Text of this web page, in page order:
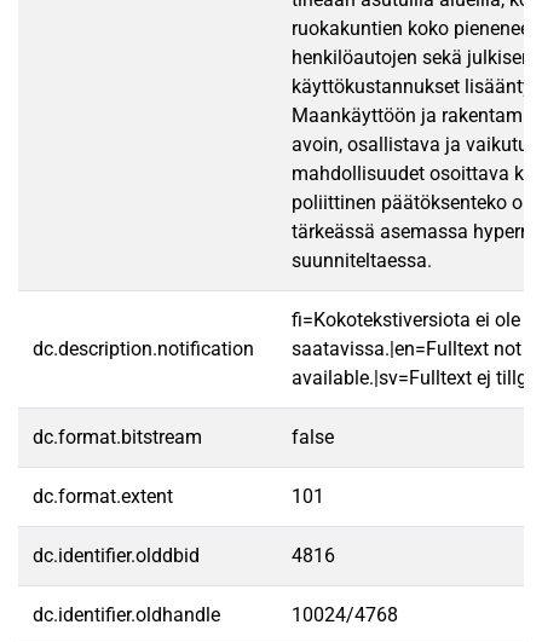
ruokakuntien koko pienenee
henkilöautojen sekä julkisen
käyttökustannukset
Maankäyttöön ja
avoin, osallistava ja vaikutus-
mahdollisuudet osoittava
poliittinen päätöksenteko on
tärkeässä asemassa
suunniteltaessa.
dc.description.notification
fi=Kokotekstiversiota ei ole
saatavissa.|en=Fulltext not
available.|sv=Fulltext ej
dc.format.bitstream false
dc.format.extent 101
dc.identifier.olddbid 4816
dc.identifier.oldhandle 10024/4768